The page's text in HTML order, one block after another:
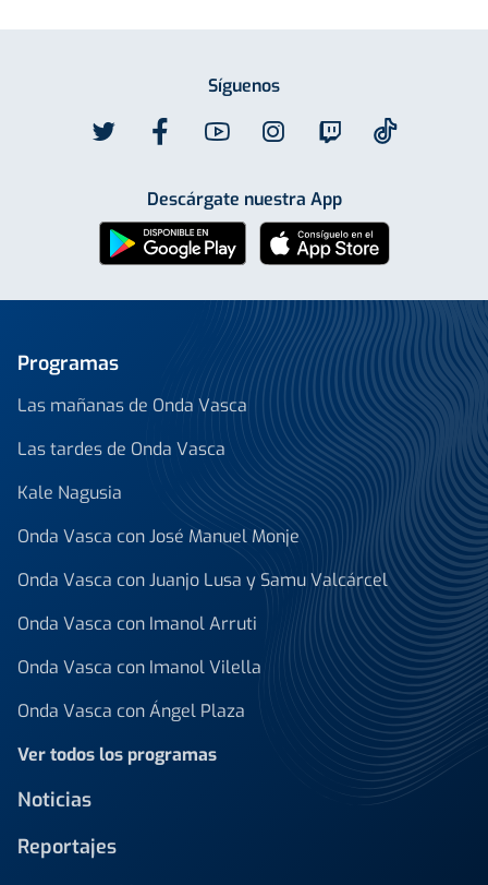
Síguenos
Descárgate nuestra App
Programas
Las mañanas de Onda Vasca
Las tardes de Onda Vasca
Kale Nagusia
Onda Vasca con José Manuel Monje
Onda Vasca con Juanjo Lusa y Samu Valcárcel
Onda Vasca con Imanol Arruti
Onda Vasca con Imanol Vilella
Onda Vasca con Ángel Plaza
Ver todos los programas
Noticias
Reportajes